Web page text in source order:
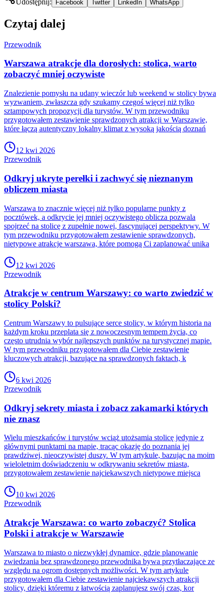
Facebook Twitter LinkedIn WhatsApp
Czytaj dalej
Przewodnik
Warszawa atrakcje dla dorosłych: stolica, warto
zobaczyć mniej oczywiste
Znalezienie pomysłu na udany wieczór lub weekend w stolicy bywa
wyzwaniem, zwłaszcza gdy szukamy czegoś więcej niż tylko
sztampowych propozycji dla turystów. W tym przewodniku
przygotowałem zestawienie sprawdzonych atrakcji w Warszawie,
które łączą autentyczny lokalny klimat z wysoką jakością doznań
12 kwi 2026
Przewodnik
Odkryj ukryte perełki i zachwyć się nieznanym
obliczem miasta
Warszawa to znacznie więcej niż tylko popularne punkty z
pocztówek, a odkrycie jej mniej oczywistego oblicza pozwala
spojrzeć na stolicę z zupełnie nowej, fascynującej perspektywy. W
tym przewodniku przygotowałem zestawienie sprawdzonych,
nietypowe atrakcje warszawa, które pomogą Ci zaplanować unika
12 kwi 2026
Przewodnik
Atrakcje w centrum Warszawy: co warto zwiedzić w
stolicy Polski?
Centrum Warszawy to pulsujące serce stolicy, w którym historia na
każdym kroku przeplata się z nowoczesnym tempem życia, co
często utrudnia wybór najlepszych punktów na turystycznej mapie.
W tym przewodniku przygotowałem dla Ciebie zestawienie
kluczowych atrakcji, bazujące na sprawdzonych faktach, k
6 kwi 2026
Przewodnik
Odkryj sekrety miasta i zobacz zakamarki których
nie znasz
Wielu mieszkańców i turystów wciąż utożsamia stolicę jedynie z
głównymi punktami na mapie, tracąc okazję do poznania jej
prawdziwej, nieoczywistej duszy. W tym artykule, bazując na moim
wieloletnim doświadczeniu w odkrywaniu sekretów miasta,
przygotowałem zestawienie najciekawszych nietypowe miejsca
10 kwi 2026
Przewodnik
Atrakcje Warszawa: co warto zobaczyć? Stolica
Polski i atrakcje w Warszawie
Warszawa to miasto o niezwykłej dynamice, gdzie planowanie
zwiedzania bez sprawdzonego przewodnika bywa przytłaczające ze
względu na ogrom dostępnych możliwości. W tym artykule
przygotowałem dla Ciebie zestawienie najciekawszych atrakcji
stolicy, dzięki któremu z łatwością zaplanujesz swój czas, kor